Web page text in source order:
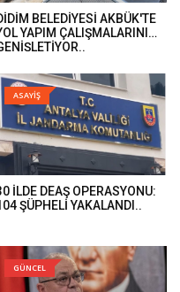
BELEDİYESİ AKBÜK'TE
YAPIM ÇALIŞMALARINI
ASAYİŞ
İLDE DEAŞ OPERASYONU:
ŞÜPHELİ YAKALANDI..
GÜNCEL